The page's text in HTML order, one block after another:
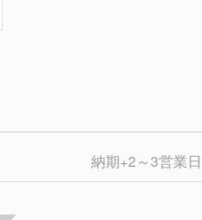
納期+2～3営業日